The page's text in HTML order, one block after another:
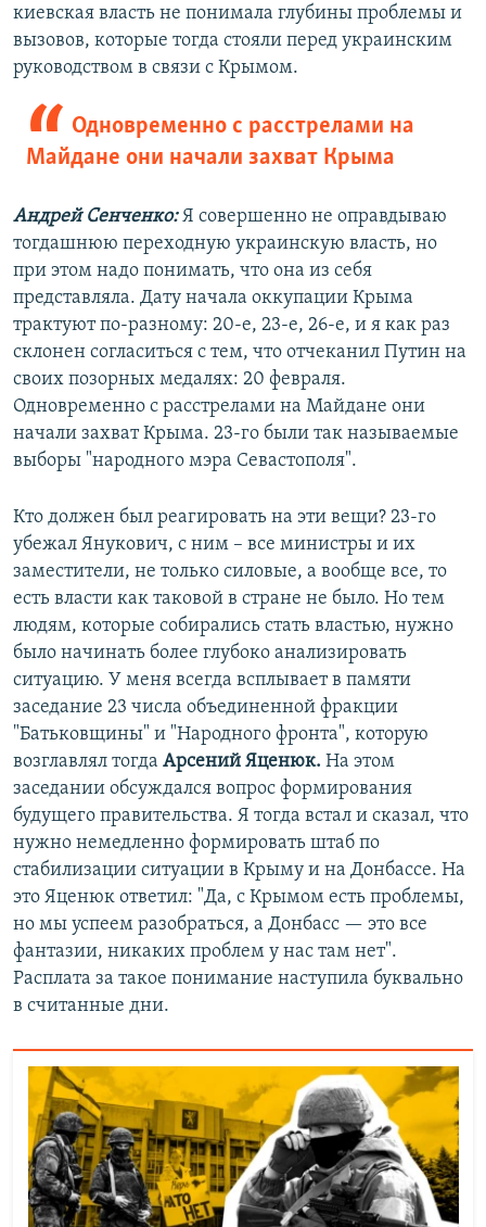
киевская власть не понимала глубины проблемы и
вызовов, которые тогда стояли перед украинским
руководством в связи с Крымом.
Одновременно с расстрелами на
Майдане они начали захват Крыма
Андрей Сенченко:Я совершенно не оправдываю
тогдашнюю переходную украинскую власть, но
при этом надо понимать, что она из себя
представляла. Дату начала оккупации Крыма
трактуют по-разному: 20-е, 23-е, 26-е, и я как раз
склонен согласиться с тем, что отчеканил Путин на
своих позорных медалях: 20 февраля.
Одновременно с расстрелами на Майдане они
начали захват Крыма. 23-го были так называемые
выборы "народного мэра Севастополя".
Кто должен был реагировать на эти вещи? 23-го
убежал Янукович, с ним – все министры и их
заместители, не только силовые, а вообще все, то
есть власти как таковой в стране не было. Но тем
людям, которые собирались стать властью, нужно
было начинать более глубоко анализировать
ситуацию. У меня всегда всплывает в памяти
заседание 23 числа объединенной фракции
"Батьковщины" и "Народного фронта", которую
возглавлял тогда Арсений Яценюк. На этом
заседании обсуждался вопрос формирования
будущего правительства. Я тогда встал и сказал, что
нужно немедленно формировать штаб по
стабилизации ситуации в Крыму и на Донбассе. На
это Яценюк ответил: "Да, с Крымом есть проблемы,
но мы успеем разобраться, а Донбасс — это все
фантазии, никаких проблем у нас там нет".
Расплата за такое понимание наступила буквально
в считанные дни.